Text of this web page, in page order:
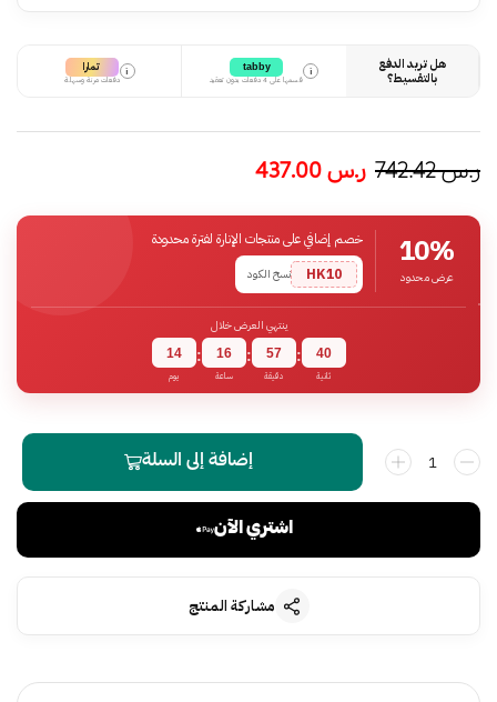
هل تريد الدفع
بالتقسيط؟
i
tabby
قسمها على 4 دفعات بدون تعقيد
i تمارا
دفعات مرنة وسهلة
ر.س742.42 ر.س
10%
عرض محدود
خصم إضافي على منتجات الإنارة لفترة محدودة
HK10
نسخ الكود
ينتهي العرض خلال
14
يوم
: 16
ساعة
: 57
دقيقة
: 39
ثانية
إضافة إلى السلة
اشتري الآن
مشاركة المنتج